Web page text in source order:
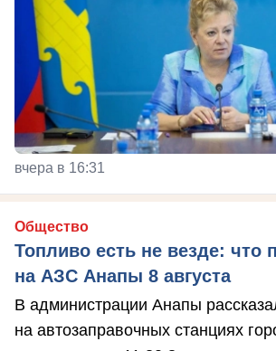
вчера в 16:31
Общество
Топливо есть не везде: что
на АЗС Анапы 8 августа
В администрации Анапы
на автозаправочных станциях